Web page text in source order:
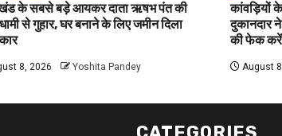
के सबसे बड़े आयकर दाता ऋषभ पंत की
से गुहार, घर बनाने के लिए जमीन दिला
8, 2026 Yoshita Pandey
कांवड़ियों
दुकानदार
की फेक
August